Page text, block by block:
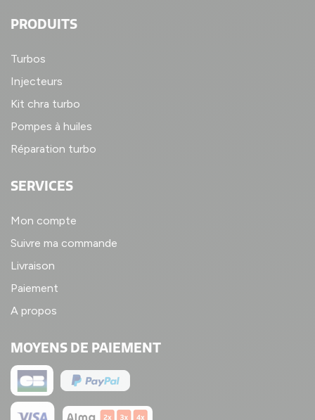
PRODUITS
Turbos
Injecteurs
Kit chra turbo
Pompes à huiles
Réparation turbo
SERVICES
Mon compte
Suivre ma commande
Livraison
Paiement
A propos
MOYENS DE PAIEMENT